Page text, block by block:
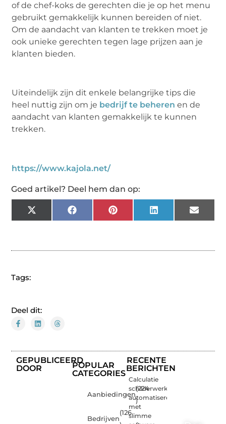
of de chef-koks de gerechten die je op het menu
gebruikt gemakkelijk kunnen bereiden of niet.
Om de aandacht van klanten te trekken moet je
ook unieke gerechten tegen lage prijzen aan je
klanten bieden.
Uiteindelijk zijn dit enkele belangrijke tips die
heel nuttig zijn om je bedrijf te beheren en de
aandacht van klanten gemakkelijk te kunnen
trekken.
https://www.kajola.net/
Goed artikel? Deel hem dan op:
X
(Twitter)
Facebook Pinterest LinkedIn Email
Tags:
Deel dit:
GEPUBLICEERD
DOOR
POPULAR
CATEGORIES
Aanbiedingen
(224
)
Bedrijven
(126
RECENTE
BERICHTEN
Calculatie
schilderwerk
automatiseren
met
slimme